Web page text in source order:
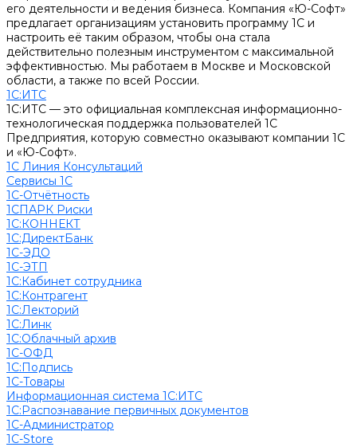
его деятельности и ведения бизнеса. Компания «Ю-Софт»
предлагает организациям установить программу 1С и
настроить её таким образом, чтобы она стала
действительно полезным инструментом с максимальной
эффективностью. Мы работаем в Москве и Московской
области, а также по всей России.
1С:ИТС
1С:ИТС — это официальная комплексная информационно-
технологическая поддержка пользователей 1С
Предприятия, которую совместно оказывают компании 1С
и «Ю-Софт».
1С Линия Консультаций
Сервисы 1С
1С-Отчётность
1СПАРК Риски
1С:КОННЕКТ
1С:ДиректБанк
1С-ЭДО
1С-ЭТП
1С:Кабинет сотрудника
1С:Контрагент
1С:Лекторий
1С:Линк
1С:Облачный архив
1С-ОФД
1С:Подпись
1С-Товары
Информационная система 1С:ИТС
1С:Распознавание первичных документов
1С-Администратор
1С-Store